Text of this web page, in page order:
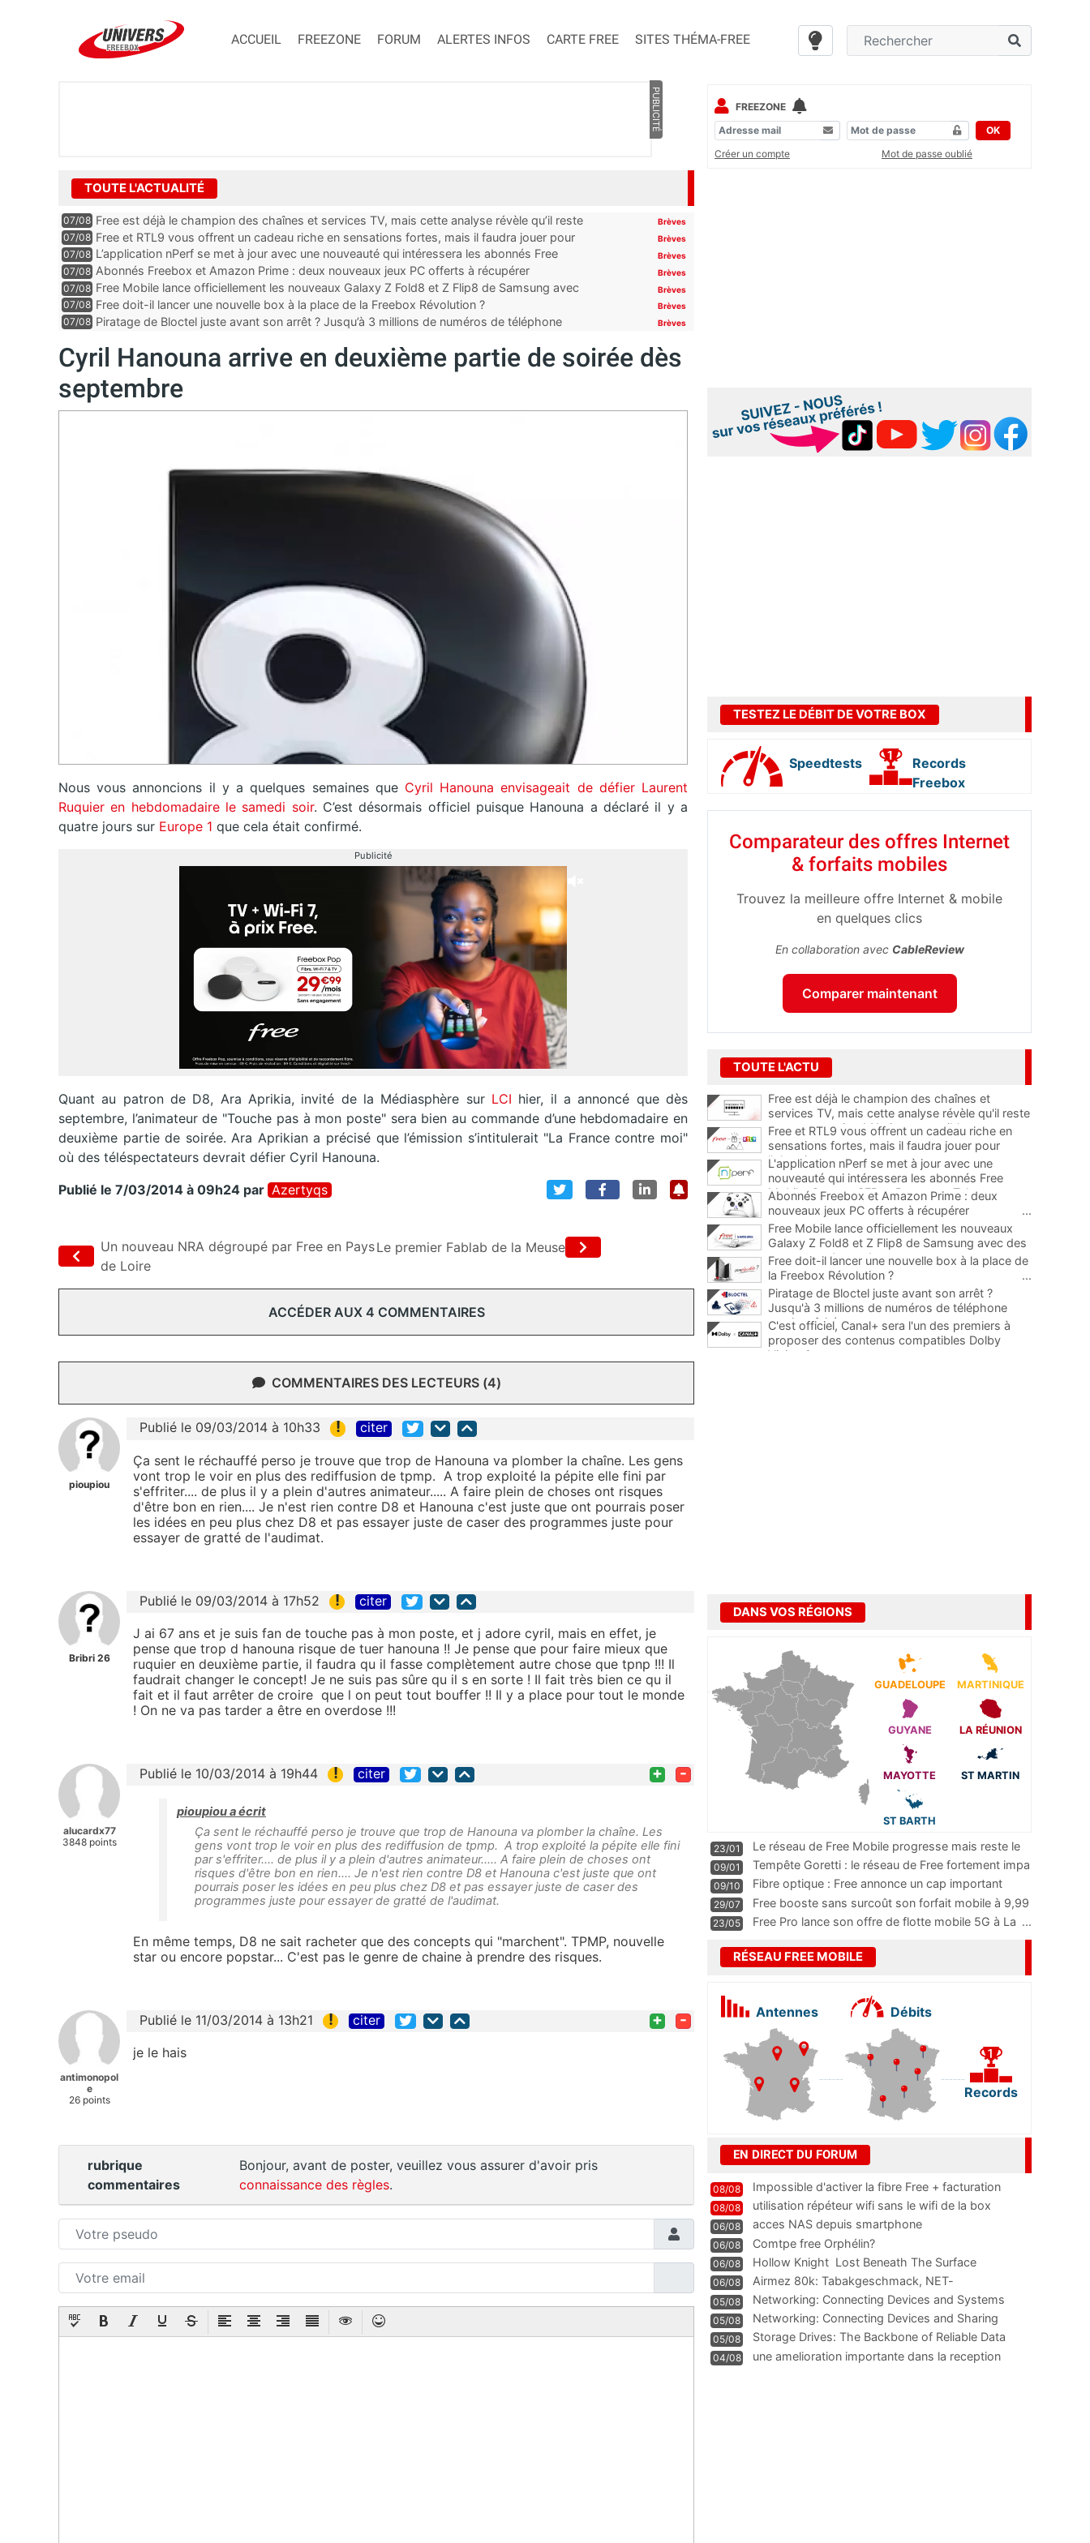
ACCUEIL FREEZONE FORUM ALERTES INFOS CARTE FREE SITES THÉMA-FREE
PUBLICITÉ
TOUTE L'ACTUALITÉ
07/08 Free est déjà le champion des chaînes et services TV, mais cette analyse révèle qu’il reste
encore au moin...
Brèves
07/08 Free et RTL9 vous offrent un cadeau riche en sensations fortes, mais il faudra jouer pour
l’obtenir
Brèves
07/08 L’application nPerf se met à jour avec une nouveauté qui intéressera les abonnés Free
Mobile, Orange, SFR ...
Brèves
07/08 Abonnés Freebox et Amazon Prime : deux nouveaux jeux PC offerts à récupérer Brèves
07/08 Free Mobile lance officiellement les nouveaux Galaxy Z Fold8 et Z Flip8 de Samsung avec
des promos et des cadeaux
Brèves
07/08 Free doit-il lancer une nouvelle box à la place de la Freebox Révolution ? Brèves
07/08 Piratage de Bloctel juste avant son arrêt ? Jusqu’à 3 millions de numéros de téléphone
Brèves
Cyril Hanouna arrive en deuxième partie de soirée dès
septembre
Nous vous annoncions il y a quelques semaines que Cyril Hanouna envisageait de défier Laurent
Ruquier en hebdomadaire le samedi soir. C’est désormais officiel puisque Hanouna a déclaré il y a
quatre jours sur Europe 1 que cela était confirmé.
Publicité
Quant au patron de D8, Ara Aprikia, invité de la Médiasphère sur LCI hier, il a annoncé que dès
septembre, l’animateur de "Touche pas à mon poste" sera bien au commande d’une hebdomadaire en
deuxième partie de soirée. Ara Aprikian a précisé que l’émission s’intitulerait "La France contre moi"
où des téléspectateurs devrait défier Cyril Hanouna.
Publié le 7/03/2014 à 09h24 par Azertyqs
Un nouveau NRA dégroupé par Free en Pays
de Loire
Le premier Fablab de la Meuse
ACCÉDER AUX 4 COMMENTAIRES
COMMENTAIRES DES LECTEURS (4)
pioupiou
Publié le 09/03/2014 à 10h33 ! citer
Ça sent le réchauffé perso je trouve que trop de Hanouna va plomber la chaîne. Les gens
vont trop le voir en plus des rediffusion de tpmp. A trop exploité la pépite elle fini par
s'effriter.... de plus il y a plein d'autres animateur..... A faire plein de choses ont risques
d'être bon en rien.... Je n'est rien contre D8 et Hanouna c'est juste que ont pourrais poser
les idées en peu plus chez D8 et pas essayer juste de caser des programmes juste pour
essayer de gratté de l'audimat.
Bribri 26
Publié le 09/03/2014 à 17h52 ! citer
J ai 67 ans et je suis fan de touche pas à mon poste, et j adore cyril, mais en effet, je
pense que trop d hanouna risque de tuer hanouna !! Je pense que pour faire mieux que
ruquier en deuxième partie, il faudra qu il fasse complètement autre chose que tpnp !!! Il
faudrait changer le concept! Je ne suis pas sûre qu il s en sorte ! Il fait très bien ce qu il
fait et il faut arrêter de croire que l on peut tout bouffer !! Il y a place pour tout le monde
! On ne va pas tarder a être en overdose !!!
alucardx77
3848 points
Publié le 10/03/2014 à 19h44 ! citer + -
pioupiou a écrit
Ça sent le réchauffé perso je trouve que trop de Hanouna va plomber la chaîne. Les
gens vont trop le voir en plus des rediffusion de tpmp. A trop exploité la pépite elle fini
par s'effriter.... de plus il y a plein d'autres animateur..... A faire plein de choses ont
risques d'être bon en rien.... Je n'est rien contre D8 et Hanouna c'est juste que ont
pourrais poser les idées en peu plus chez D8 et pas essayer juste de caser des
programmes juste pour essayer de gratté de l'audimat.
En même temps, D8 ne sait racheter que des concepts qui "marchent". TPMP, nouvelle
star ou encore popstar... C'est pas le genre de chaine à prendre des risques.
antimonopol
e
26 points
Publié le 11/03/2014 à 13h21 ! citer + -
je le hais
rubrique
commentaires
Bonjour, avant de poster, veuillez vous assurer d'avoir pris
connaissance des règles.
FREEZONE
OK
Créer un compte
Mot de passe oublié
TESTEZ LE DÉBIT DE VOTRE BOX
Speedtests
Records
Freebox
Comparateur des offres Internet
& forfaits mobiles
Trouvez la meilleure offre Internet & mobile
en quelques clics
En collaboration avec CableReview
Comparer maintenant
TOUTE L'ACTU
Free est déjà le champion des chaînes et
services TV, mais cette analyse révèle qu'il reste
encore au moins 141 ajouts possibles
Free et RTL9 vous offrent un cadeau riche en
sensations fortes, mais il faudra jouer pour
l'obtenir
L'application nPerf se met à jour avec une
nouveauté qui intéressera les abonnés Free
Mobile, Orange, SFR et Bouygues Telecom
Abonnés Freebox et Amazon Prime : deux
nouveaux jeux PC offerts à récupérer
...
Free Mobile lance officiellement les nouveaux
Galaxy Z Fold8 et Z Flip8 de Samsung avec des
promos et des cadeaux
...
Free doit-il lancer une nouvelle box à la place de
la Freebox Révolution ?
...
Piratage de Bloctel juste avant son arrêt ?
Jusqu'à 3 millions de numéros de téléphone
auraient fuité
C'est officiel, Canal+ sera l'un des premiers à
proposer des contenus compatibles Dolby
Vision 2
DANS VOS RÉGIONS
GUADELOUPE MARTINIQUE
GUYANE LA RÉUNION
MAYOTTE ST MARTIN
ST BARTH
23/01
Le réseau de Free Mobile progresse mais reste le
m
...
09/01
Tempête Goretti : le réseau de Free fortement impa
09/10
Fibre optique : Free annonce un cap important
pass
...
29/07
Free booste sans surcoût son forfait mobile à 9,99
23/05 Free Pro lance son offre de flotte mobile 5G à La ...
RÉSEAU FREE MOBILE
Antennes Débits
Records
EN DIRECT DU FORUM
08/08
Impossible d'activer la fibre Free + facturation
résiliation
08/08 utilisation répéteur wifi sans le wifi de la box
06/08 acces NAS depuis smartphone
06/08 Comtpe free Orphélin?
06/08 Hollow Knight  Lost Beneath The Surface
06/08
Airmez 80k: Tabakgeschmack, NET-
Technologie und Leistung im
05/08 Networking: Connecting Devices and Systems
05/08
Networking: Connecting Devices and Sharing
Information
05/08
Storage Drives: The Backbone of Reliable Data
Management
04/08
une amelioration importante dans la reception